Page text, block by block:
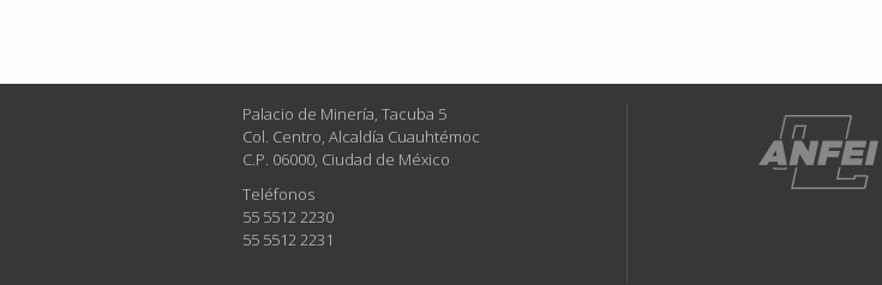
Palacio de Minería, Tacuba 5
Col. Centro, Alcaldía Cuauhtémoc
C.P. 06000, Ciudad de México
Teléfonos
55 5512 2230
55 5512 2231